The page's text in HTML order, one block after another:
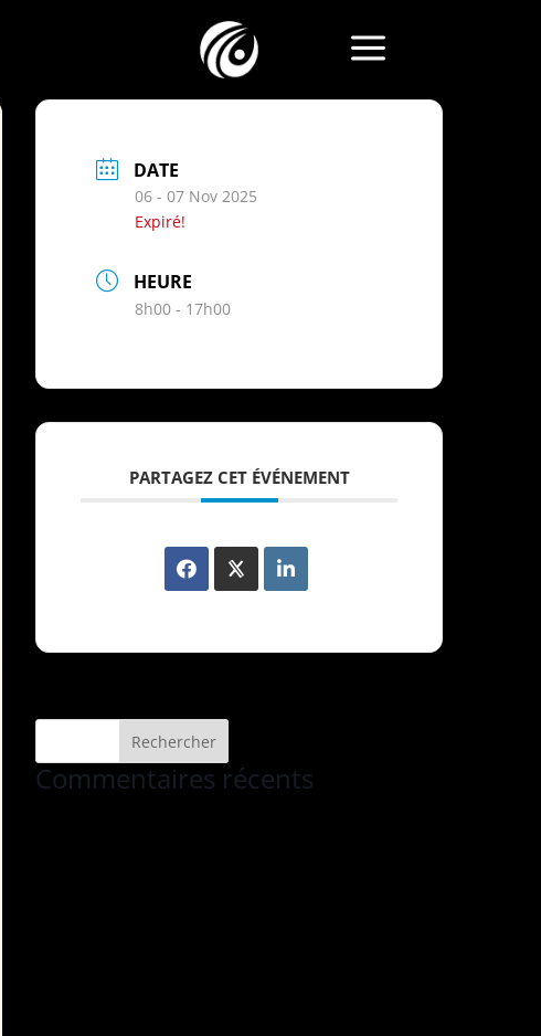
a
DATE
06 - 07 Nov 2025
Expiré!
HEURE
8h00 - 17h00
PARTAGEZ CET ÉVÉNEMENT
Commentaires récents